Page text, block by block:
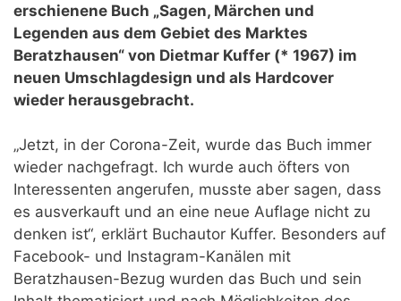
erschienene Buch „Sagen, Märchen und
Legenden aus dem Gebiet des Marktes
Beratzhausen“ von Dietmar Kuffer (* 1967) im
neuen Umschlagdesign und als Hardcover
wieder herausgebracht.
„Jetzt, in der Corona-Zeit, wurde das Buch immer
wieder nachgefragt. Ich wurde auch öfters von
Interessenten angerufen, musste aber sagen, dass
es ausverkauft und an eine neue Auflage nicht zu
denken ist“, erklärt Buchautor Kuffer. Besonders auf
Facebook- und Instagram-Kanälen mit
Beratzhausen-Bezug wurden das Buch und sein